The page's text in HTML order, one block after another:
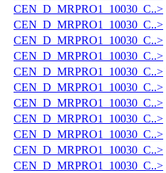
CEN_D_MRPRO1_10030_C..>
CEN_D_MRPRO1_10030_C..>
CEN_D_MRPRO1_10030_C..>
CEN_D_MRPRO1_10030_C..>
CEN_D_MRPRO1_10030_C..>
CEN_D_MRPRO1_10030_C..>
CEN_D_MRPRO1_10030_C..>
CEN_D_MRPRO1_10030_C..>
CEN_D_MRPRO1_10030_C..>
CEN_D_MRPRO1_10030_C..>
CEN_D_MRPRO1_10030_C..>